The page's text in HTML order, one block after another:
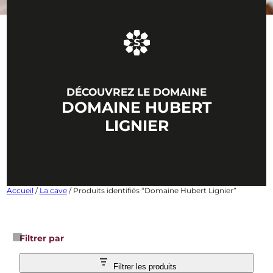
DÉCOUVREZ LE DOMAINE
DOMAINE HUBERT
LIGNIER
Accueil / La cave/ Produits identifiés “Domaine Hubert Lignier”
Filtrer par
Filtrer les produits